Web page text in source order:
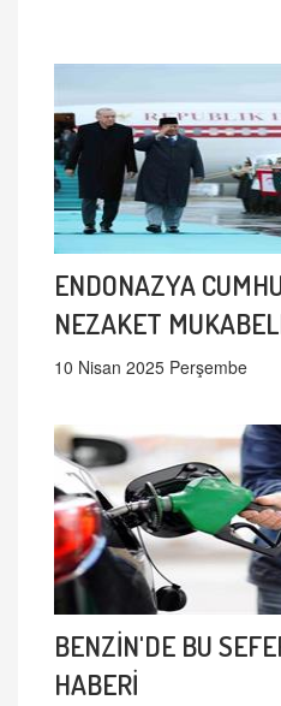
ENDONAZYA
NEZAKET
10 Nisan 2025 Perşembe
BENZİN'DE BU
HABERİ